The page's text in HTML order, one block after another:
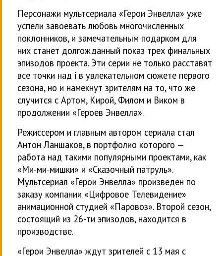
Персонажи мультсериала «Герои Энвелла» уже
успели завоевать любовь многочисленных
поклонников, и замечательным подарком для
них станет долгожданный показ трех финальных
эпизодов проекта. Эти серии не только расставят
все точки над i в увлекательном сюжете первого
сезона, но и намекнут зрителям на то, что же
случится с Артом, Кирой, Филом и Виком в
продолжении «Героев Энвелла».
Режиссером и главным автором сериала стал
Антон Ланшаков, в портфолио которого —
работа над такими популярными проектами, как
«Ми-ми-мишки» и «Сказочный патруль».
Мультсериал «Герои Энвелла» произведен по
заказу компании «Цифровое Телевидение»
анимационной студией «Паровоз». Второй сезон,
состоящий из 26-ти эпизодов, находится в
производстве.
«Герои Энвелла» ждут зрителей с 13 мая с